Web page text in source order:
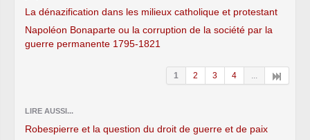
La dénazification dans les milieux catholique et protestant
Napoléon Bonaparte ou la corruption de la société par la
guerre permanente 1795-1821
1 2 3 4 ...
LIRE AUSSI...
Robespierre et la question du droit de guerre et de paix